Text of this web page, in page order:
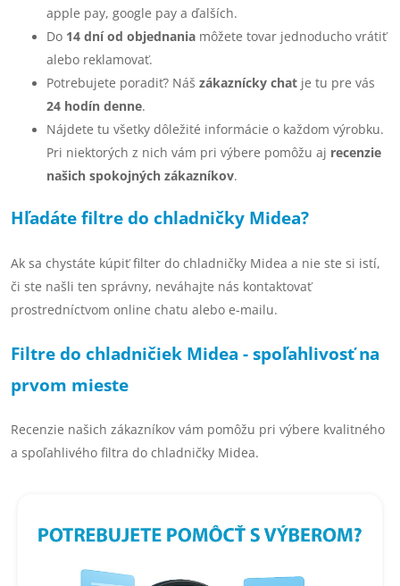
ý
i
s
apple pay, google pay a ďalších.
Do 14 dní od objednania môžete tovar jednoducho vrátiť
alebo reklamovať.
Potrebujete poradiť? Náš zákaznícky chat je tu pre vás
24 hodín denne.
Nájdete tu všetky dôležité informácie o každom výrobku.
Pri niektorých z nich vám pri výbere pomôžu aj recenzie
našich spokojných zákazníkov.
Hľadáte filtre do chladničky Midea?
Ak sa chystáte kúpiť filter do chladničky Midea a nie ste si istí,
či ste našli ten správny, neváhajte nás kontaktovať
prostredníctvom online chatu alebo e-mailu.
Filtre do chladničiek Midea - spoľahlivosť na
prvom mieste
Recenzie našich zákazníkov vám pomôžu pri výbere kvalitného
a spoľahlivého filtra do chladničky Midea.